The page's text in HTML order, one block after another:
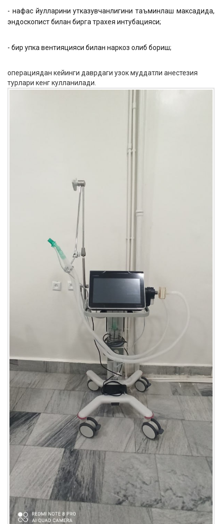
- нафас йулларини утказувчанлигини таъминлаш максадида,
эндоскопист билан бирга трахея интубацияси;
- бир упка вентияцияси билан наркоз олиб бориш;
операциядан кейинги даврдаги узок муддатли анестезия
турлари кенг кулланилади.